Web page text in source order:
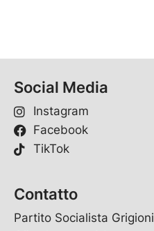
Social Media
Instagram
Facebook
TikTok
Contatto
Partito Socialista Grigioni